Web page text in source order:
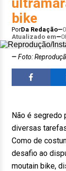
bike
PorDa Redação
Atualizado em
Foto:
Não é segredo
diversas
Como de
desafio ao
moutain bike,